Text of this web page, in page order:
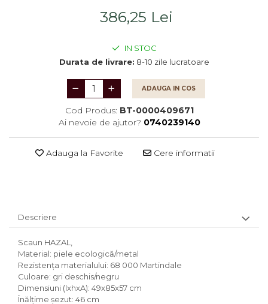
386,25 Lei
IN STOC
Durata de livrare: 8-10 zile lucratoare
ADAUGA IN COS
Cod Produs: BT-0000409671
Ai nevoie de ajutor? 0740239140
Adauga la Favorite Cere informatii
Descriere
Scaun HAZAL,
Material: piele ecologică/metal
Rezistenţa materialului: 68 000 Martindale
Culoare: gri deschis/negru
Dimensiuni (lxhxA): 49x85x57 cm
Înălţime şezut: 46 cm